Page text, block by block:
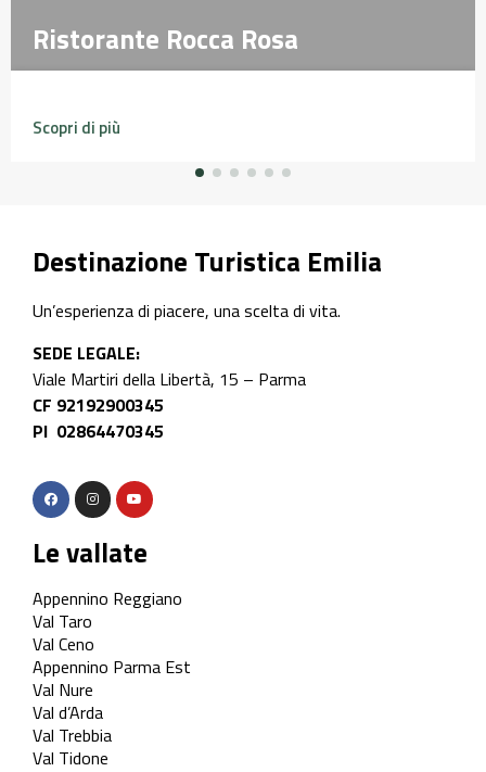
Ristorante Rocca Rosa
Ristorante Rocca Rosa
Scopri di più
Destinazione Turistica Emilia
Un’esperienza di piacere, una scelta di vita.
SEDE LEGALE:
Viale Martiri della Libertà, 15 – Parma
CF 92192900345
PI 02864470345
Le vallate
Appennino Reggiano
Val Taro
Val Ceno
Appennino Parma Est
Val Nure
Val d’Arda
Val Trebbia
Val Tidone